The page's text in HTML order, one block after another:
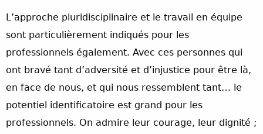
L’approche pluridisciplinaire et le travail en équipe
sont particulièrement indiqués pour les
professionnels également. Avec ces personnes qui
ont bravé tant d’adversité et d’injustice pour être là,
en face de nous, et qui nous ressemblent tant… le
potentiel identificatoire est grand pour les
professionnels. On admire leur courage, leur dignité ;